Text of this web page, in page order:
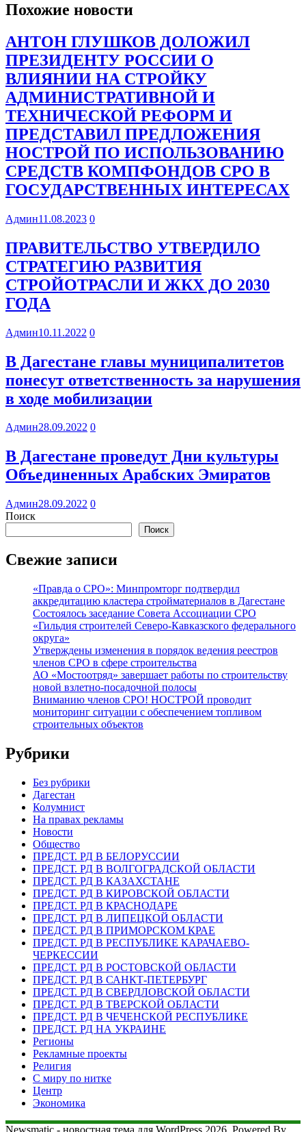
Похожие новости
АНТОН ГЛУШКОВ ДОЛОЖИЛ
ПРЕЗИДЕНТУ РОССИИ О
ВЛИЯНИИ НА СТРОЙКУ
АДМИНИСТРАТИВНОЙ И
ТЕХНИЧЕСКОЙ РЕФОРМ И
ПРЕДСТАВИЛ ПРЕДЛОЖЕНИЯ
НОСТРОЙ ПО ИСПОЛЬЗОВАНИЮ
СРЕДСТВ КОМПФОНДОВ СРО В
ГОСУДАРСТВЕННЫХ ИНТЕРЕСАХ
Админ11.08.2023 0
ПРАВИТЕЛЬСТВО УТВЕРДИЛО
СТРАТЕГИЮ РАЗВИТИЯ
СТРОЙОТРАСЛИ И ЖКХ ДО 2030
ГОДА
Админ10.11.2022 0
В Дагестане главы муниципалитетов
понесут ответственность за нарушения
в ходе мобилизации
Админ28.09.2022 0
В Дагестане проведут Дни культуры
Объединенных Арабских Эмиратов
Админ28.09.2022 0
Поиск
Поиск
Свежие записи
«Правда о СРО»: Минпромторг подтвердил
аккредитацию кластера стройматериалов в Дагестане
Состоялось заседание Совета Ассоциации СРО
«Гильдия строителей Северо-Кавказского федерального
округа»
Утверждены изменения в порядок ведения реестров
членов СРО в сфере строительства
АО «Мостоотряд» завершает работы по строительству
новой взлетно-посадочной полосы
Вниманию членов СРО! НОСТРОЙ проводит
мониторинг ситуации с обеспечением топливом
строительных объектов
Рубрики
Без рубрики
Дагестан
Колумнист
На правах рекламы
Новости
Общество
ПРЕДСТ. РД В БЕЛОРУССИИ
ПРЕДСТ. РД В ВОЛГОГРАДСКОЙ ОБЛАСТИ
ПРЕДСТ. РД В КАЗАХСТАНЕ
ПРЕДСТ. РД В КИРОВСКОЙ ОБЛАСТИ
ПРЕДСТ. РД В КРАСНОДАРЕ
ПРЕДСТ. РД В ЛИПЕЦКОЙ ОБЛАСТИ
ПРЕДСТ. РД В ПРИМОРСКОМ КРАЕ
ПРЕДСТ. РД В РЕСПУБЛИКЕ КАРАЧАЕВО-
ЧЕРКЕССИИ
ПРЕДСТ. РД В РОСТОВСКОЙ ОБЛАСТИ
ПРЕДСТ. РД В САНКТ-ПЕТЕРБУРГ
ПРЕДСТ. РД В СВЕРДЛОВСКОЙ ОБЛАСТИ
ПРЕДСТ. РД В ТВЕРСКОЙ ОБЛАСТИ
ПРЕДСТ. РД В ЧЕЧЕНСКОЙ РЕСПУБЛИКЕ
ПРЕДСТ. РД НА УКРАИНЕ
Регионы
Рекламные проекты
Религия
С миру по нитке
Центр
Экономика
Newsmatic - новостная тема для WordPress 2026. Powered By